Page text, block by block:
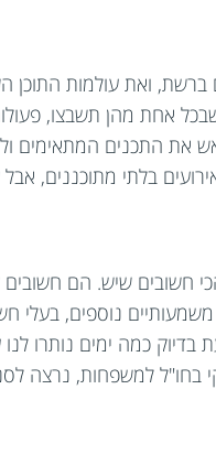
ואת עולמות התוכן
אחת מהן תשבצו,
התכנים המתאימים
בלתי מתוכננים,
חשובים שיש. הם
נוספים, בעלי
כמה ימים נותרו
בחו"ל למשפחות, נרצה